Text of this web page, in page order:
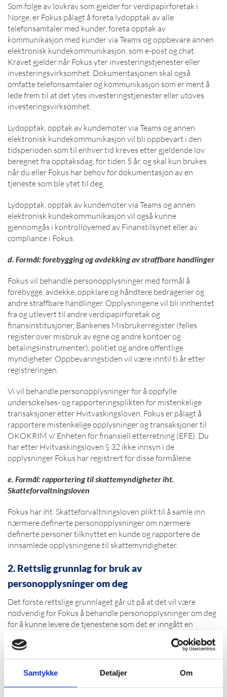
Samtykke Detaljer Om
Som følge av lovkrav som gjelder for verdipapirforetak i
Norge, er Fokus pålagt å foreta lydopptak av alle
telefonsamtaler med kunder, foreta opptak av
kommunikasjon med kunder via Teams og oppbevare annen
elektronisk kundekommunikasjon, som e-post og chat.
Kravet gjelder når Fokus yter investeringstjenester eller
investeringsvirksomhet. Dokumentasjonen skal også
omfatte telefonsamtaler og kommunikasjon som er ment å
lede frem til at det ytes investeringstjenester eller utøves
investeringsvirksomhet.
Lydopptak, opptak av kundemøter via Teams og annen
elektronisk kundekommunikasjon vil bli oppbevart i den
tidsperioden som til enhver tid kreves etter gjeldende lov
beregnet fra opptaksdag, for tiden 5 år, og skal kun brukes
når du eller Fokus har behov for dokumentasjon av en
tjeneste som ble ytet til deg.
Lydopptak, opptak av kundemøter via Teams og annen
elektronisk kundekommunikasjon vil også kunne
gjennomgås i kontrolløyemed av Finanstilsynet eller av
compliance i Fokus.
d. Formål: forebygging og avdekking av straffbare handlinger
Fokus vil behandle personopplysninger med formål å
forebygge, avdekke, oppklare og håndtere bedragerier og
andre straffbare handlinger. Opplysningene vil bli innhentet
fra og utlevert til andre verdipapirforetak og
finansinstitusjoner, Bankenes Misbrukerregister (felles
register over misbruk av egne og andre kontoer og
betalingsinstrumenter), politiet og andre offentlige
myndigheter. Oppbevaringstiden vil være inntil ti år etter
registreringen.
Vi vil behandle personopplysninger for å oppfylle
undersøkelses- og rapporteringsplikten for mistenkelige
transaksjoner etter Hvitvaskingsloven. Fokus er pålagt å
rapportere mistenkelige opplysninger og transaksjoner til
ØKOKRIM v/ Enheten for finansiell etterretning (EFE). Du
har etter Hvitvaskingsloven § 32 ikke innsyn i de
opplysninger Fokus har registrert for disse formålene.
e. Formål: rapportering til skattemyndigheter iht.
Skatteforvaltningsloven
Fokus har iht. Skatteforvaltningsloven plikt til å samle inn
nærmere definerte personopplysninger om nærmere
definerte personer tilknyttet en kunde og rapportere de
innsamlede opplysningene til skattemyndigheter.
2. Rettslig grunnlag for bruk av
personopplysninger om deg
Det første rettslige grunnlaget går ut på at det vil være
nødvendig for Fokus å behandle personopplysninger om deg
for å kunne levere de tjenestene som det er inngått en
annen kommunikasjon for å kunne gi en hensiktsmessig
kundeoppfølging.
Videre vil det være nødvendig for Fokus å behandle
personopplysninger om deg for å kunne oppfylle lovkrav som